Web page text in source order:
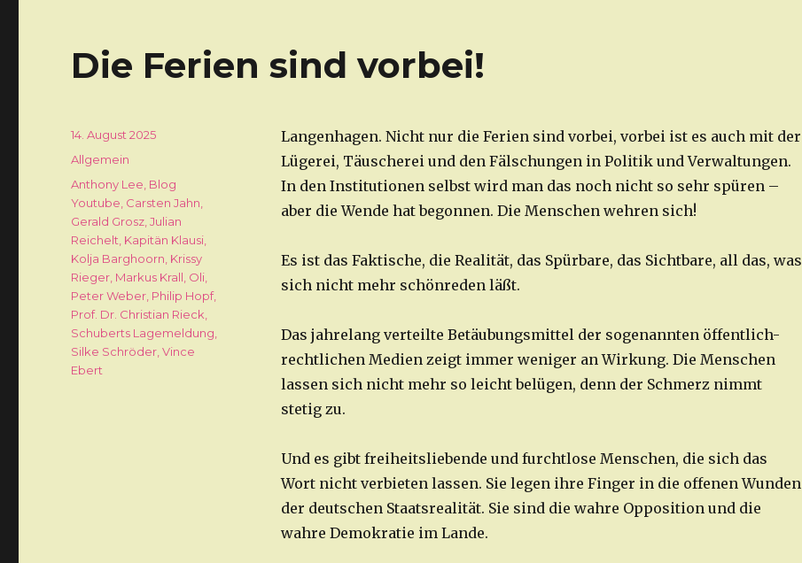
Die Ferien sind vorbei!
Langenhagen. Nicht nur die Ferien sind vorbei, vorbei ist es auch mit der
Lügerei, Täuscherei und den Fälschungen in Politik und Verwaltungen.
In den Institutionen selbst wird man das noch nicht so sehr spüren –
aber die Wende hat begonnen. Die Menschen wehren sich!
Es ist das Faktische, die Realität, das Spürbare, das Sichtbare, all das, was
sich nicht mehr schönreden läßt.
Das jahrelang verteilte Betäubungsmittel der sogenannten öffentlich-
rechtlichen Medien zeigt immer weniger an Wirkung. Die Menschen
lassen sich nicht mehr so leicht belügen, denn der Schmerz nimmt
stetig zu.
Und es gibt freiheitsliebende und furchtlose Menschen, die sich das
Wort nicht verbieten lassen. Sie legen ihre Finger in die offenen Wunden
der deutschen Staatsrealität. Sie sind die wahre Opposition und die
wahre Demokratie im Lande.
Veröffentlicht
am
14. August 2025
Kategorien
Allgemein
Schlagwörter
Anthony Lee Blog
Youtube Carsten Jahn
Gerald Grosz ,Julian
Reichelt Kapitän Klausi
Kolja Barghoorn Krissy
Rieger Markus Krall Oli
Peter Weber Philip Hopf,
Prof. Dr. Christian Rieck
Schuberts Lagemeldung
Silke Schröder ,Vince
Ebert